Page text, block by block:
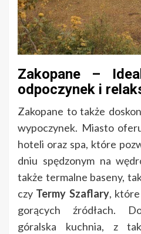
Zakopane –
odpoczynek i
Zakopane to także
wypoczynek. Miasto
hoteli oraz spa, które
dniu spędzonym na
także termalne baseny,
czy Termy Szaflary,
gorących źródłach.
góralska kuchnia, z